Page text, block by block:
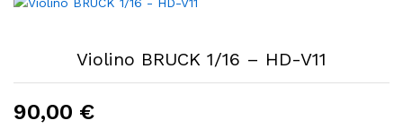
Violino BRUCK 1/16 – HD-V11
90,00 €